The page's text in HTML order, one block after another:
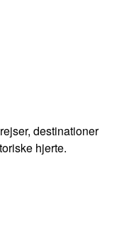
destinationer
hjerte.